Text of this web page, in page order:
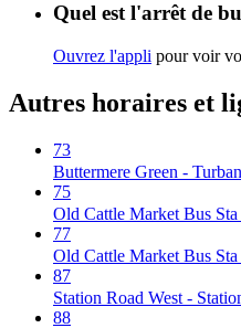
Quel est l'arrêt de
Ouvrez l'appli pour voir
Autres horaires et
73
Buttermere Green -
75
Old Cattle Market Bus
77
Old Cattle Market Bus
87
Station Road West -
88